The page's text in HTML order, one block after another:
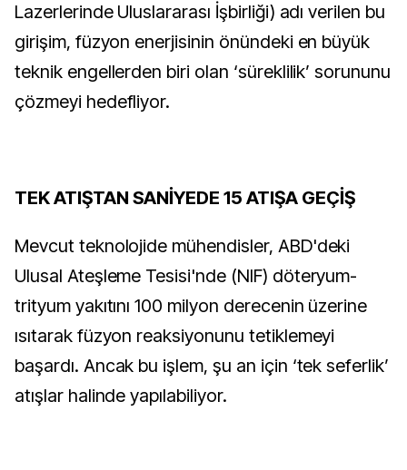
Lazerlerinde Uluslararası İşbirliği) adı verilen bu
girişim, füzyon enerjisinin önündeki en büyük
teknik engellerden biri olan ‘süreklilik’ sorununu
çözmeyi hedefliyor.
TEK ATIŞTAN SANİYEDE 15 ATIŞA GEÇİŞ
Mevcut teknolojide mühendisler, ABD'deki
Ulusal Ateşleme Tesisi'nde (NIF) döteryum-
trityum yakıtını 100 milyon derecenin üzerine
ısıtarak füzyon reaksiyonunu tetiklemeyi
başardı. Ancak bu işlem, şu an için ‘tek seferlik’
atışlar halinde yapılabiliyor.